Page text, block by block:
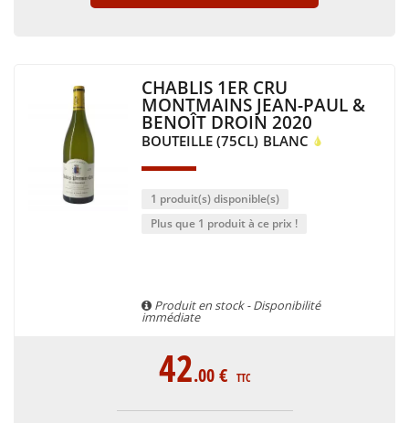
CHABLIS 1ER CRU
MONTMAINS JEAN-PAUL &
BENOÎT DROIN 2020
BOUTEILLE (75CL) BLANC
1 produit(s) disponible(s)
Plus que 1 produit à ce prix !
Produit en stock - Disponibilité
immédiate
42.00€ TTC